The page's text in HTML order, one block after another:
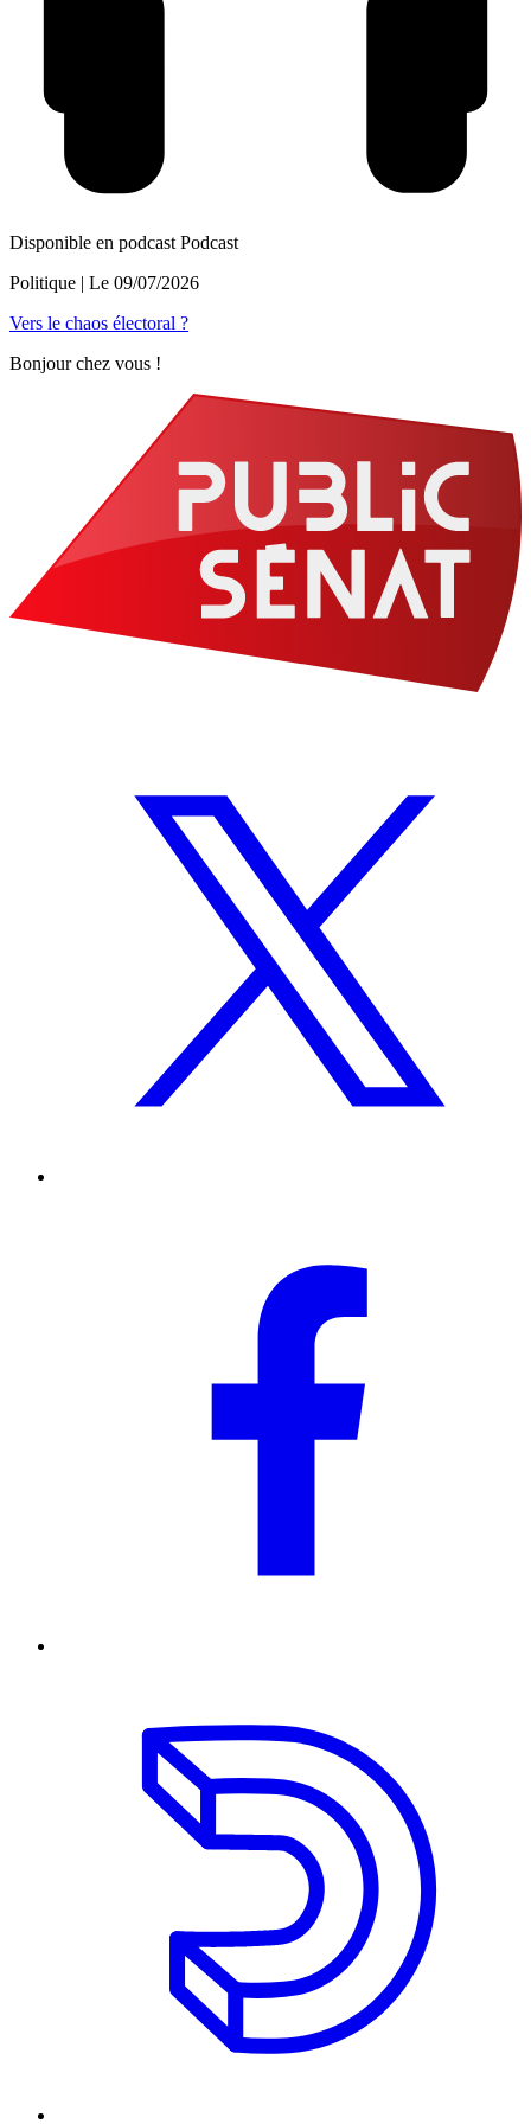
Disponible en podcast Podcast
Politique | Le 09/07/2026
Vers le chaos électoral ?
Bonjour chez vous !